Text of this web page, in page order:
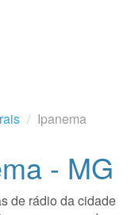
Ipanema
- MG
de rádio da cidade